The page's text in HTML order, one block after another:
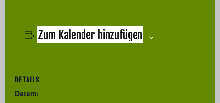
Zum Kalender hinzufügen
DETAILS
Datum: